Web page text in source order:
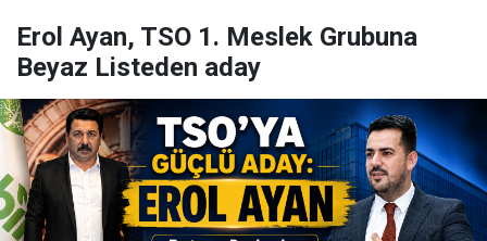
Erol Ayan, TSO 1. Meslek Grubuna
Beyaz Listeden aday